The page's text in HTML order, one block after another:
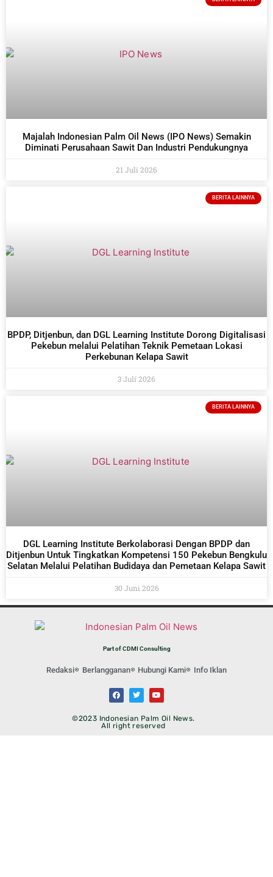
Majalah Indonesian Palm Oil News (IPO News) Semakin
Diminati Perusahaan Sawit Dan Industri Pendukungnya
21 Juli 2026
BERITA LAINNYA
BPDP, Ditjenbun, dan DGL Learning Institute Dorong Digitalisasi
Pekebun melalui Pelatihan Teknik Pemetaan Lokasi
Perkebunan Kelapa Sawit
3 Juli 2026
BERITA LAINNYA
DGL Learning Institute Berkolaborasi Dengan BPDP dan
Ditjenbun Untuk Tingkatkan Kompetensi 150 Pekebun Bengkulu
Selatan Melalui Pelatihan Budidaya dan Pemetaan Kelapa Sawit
30 Juni 2026
Part of CDMI Consulting
Redaksi Berlangganan Hubungi Kami Info Iklan
©2023 Indonesian Palm Oil News.
All right reserved